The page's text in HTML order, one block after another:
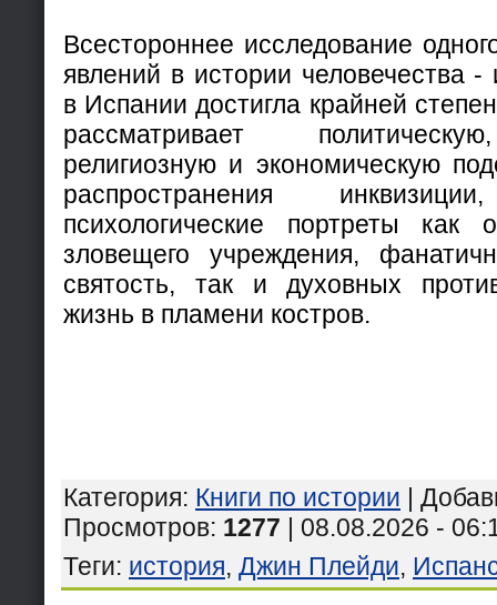
Всестороннее исследование
явлений в истории человечества -
в Испании достигла крайней
рассматривает
религиозную и экономическую
распространения
психологические портреты как
зловещего учреждения,
святость, так и духовных
жизнь в пламени костров.
Категория: Книги по истории |
Просмотров: 1277 | 08.08.2026 -
Теги: история, Джин Плейди,